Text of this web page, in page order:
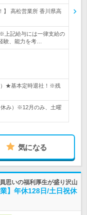
】 高松営業所 香川県高
上記給与には一律支給の
験、能力を考…
）★基本定時退社！※残
み）※12月のみ、土曜
気になる
思いの福利厚生が盛り沢山
】年休128日/土日祝休